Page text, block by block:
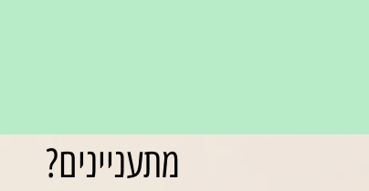
מתעניינים?